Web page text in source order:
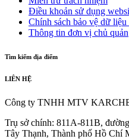
Điều khoản sử dụng
Chính sách bảo vệ dữ liệu
Thông tin đơn vị chủ quản
Tìm kiếm địa điểm
LIÊN HỆ
Công ty TNHH MTV
Trụ sở chính: 811A-811B,
Tây Thạnh, Thành phố Hồ Chí